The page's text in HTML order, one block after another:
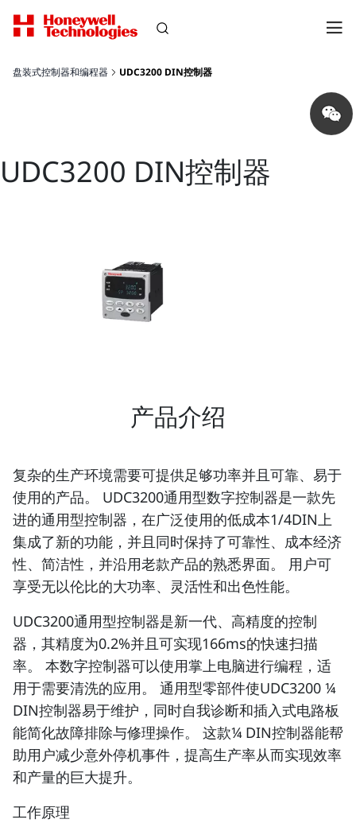
盘装式控制器和编程器 UDC3200 DIN控制器
Share
on
wechat
UDC3200 DIN控制器
产品介绍
复杂的生产环境需要可提供足够功率并且可靠、易于
使用的产品。 UDC3200通用型数字控制器是一款先
进的通用型控制器，在广泛使用的低成本1/4DIN上
集成了新的功能，并且同时保持了可靠性、成本经济
性、简洁性，并沿用老款产品的熟悉界面。 用户可
享受无以伦比的大功率、灵活性和出色性能。
UDC3200通用型控制器是新一代、高精度的控制
器，其精度为0.2%并且可实现166ms的快速扫描
率。 本数字控制器可以使用掌上电脑进行编程，适
用于需要清洗的应用。 通用型零部件使UDC3200 ¼
DIN控制器易于维护，同时自我诊断和插入式电路板
能简化故障排除与修理操作。 这款¼ DIN控制器能帮
助用户减少意外停机事件，提高生产率从而实现效率
和产量的巨大提升。
工作原理